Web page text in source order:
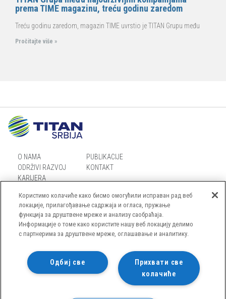
prema TIME magazinu, treću godinu zaredom
Treću godinu zaredom, magazin TIME uvrstio je TITAN Grupu među
Pročitajte više »
O NAMA
ODRŽIVI RAZVOJ
KARIJERA
PUBLIKACIJE
KONTAKT
MAPA SAJTA
USLOVI KORIŠĆENJA SAJTA
POLITIKA KOLAČIĆA
Користимо колачиће како бисмо омогућили исправан рад веб
локације, прилагођавање садржаја и огласа, пружање
функција за друштвене мреже и анализу саобраћаја.
Информације о томе како користите нашу веб локацију делимо
с партнерима за друштвене мреже, оглашавање и аналитику.
Прихвати све
колачиће
Одбиј све